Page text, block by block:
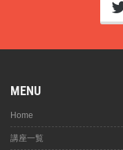
MENU
Home
講座一覧